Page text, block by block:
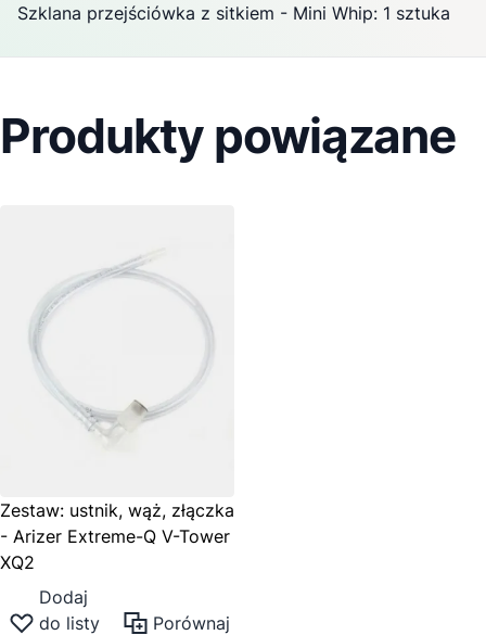
Szklana przejściówka z sitkiem - Mini Whip: 1 sztuka
Produkty powiązane
Zestaw: ustnik, wąż, złączka
- Arizer Extreme-Q V-Tower
XQ2
Dodaj
do listy
Porównaj